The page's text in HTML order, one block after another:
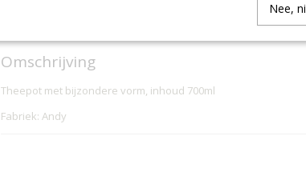
Omschrijving
Theepot met bijzondere vorm, inhoud 700ml
Fabriek: Andy
Nee,